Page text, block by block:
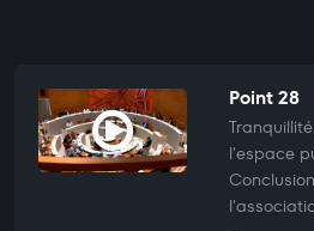
Point 28
l'espace